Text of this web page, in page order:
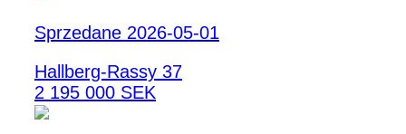
Sprzedane 2026-05-01
Hallberg-Rassy 37
2 195 000 SEK